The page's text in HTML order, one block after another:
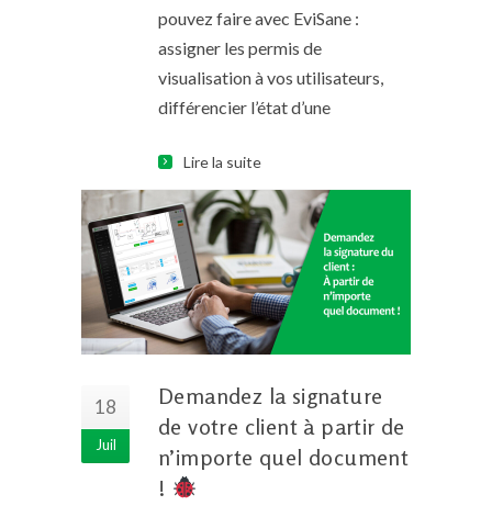
pouvez faire avec EviSane :
assigner les permis de
visualisation à vos utilisateurs,
différencier l’état d’une
Lire la suite
18
Juil
Demandez la signature
de votre client à partir de
n’importe quel document
!